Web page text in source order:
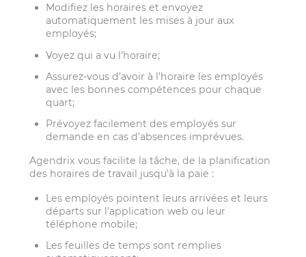
Modifiez les horaires et envoyez
automatiquement les mises à jour aux
employés;
Voyez qui a vu l’horaire;
Assurez-vous d’avoir à l’horaire les employés
avec les bonnes compétences pour chaque
quart;
Prévoyez facilement des employés sur
demande en cas d’absences imprévues.
Agendrix vous facilite la tâche, de la planification
des horaires de travail jusqu’à la paie :
Les employés pointent leurs arrivées et leurs
départs sur l’application web ou leur
téléphone mobile;
Les feuilles de temps sont remplies